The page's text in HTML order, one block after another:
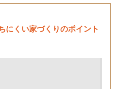
にくい家づくりのポイント